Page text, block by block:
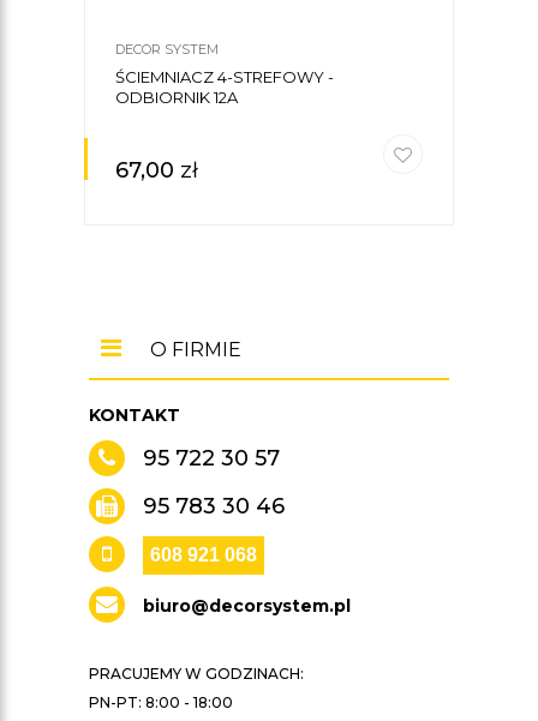
DECOR SYSTEM
ŚCIEMNIACZ 4-STREFOWY -
ODBIORNIK 12A
67,00 zł
KONTAKT
95 722 30 57
95 783 30 46
608 921 068
biuro@decorsystem.pl
PRACUJEMY W GODZINACH:
PN-PT: 8:00 - 18:00
O FIRMIE